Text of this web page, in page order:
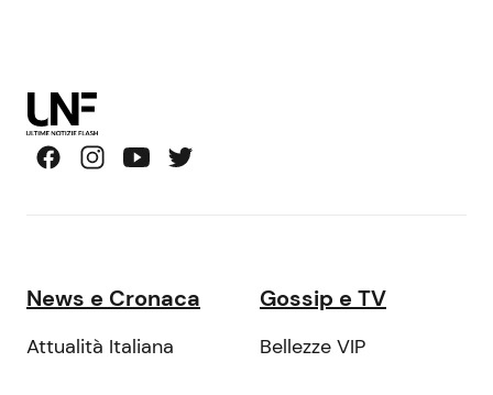
News e Cronaca
Attualità Italiana
Gossip e TV
Bellezze VIP